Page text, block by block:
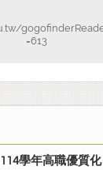
=613
114學年高職優質化